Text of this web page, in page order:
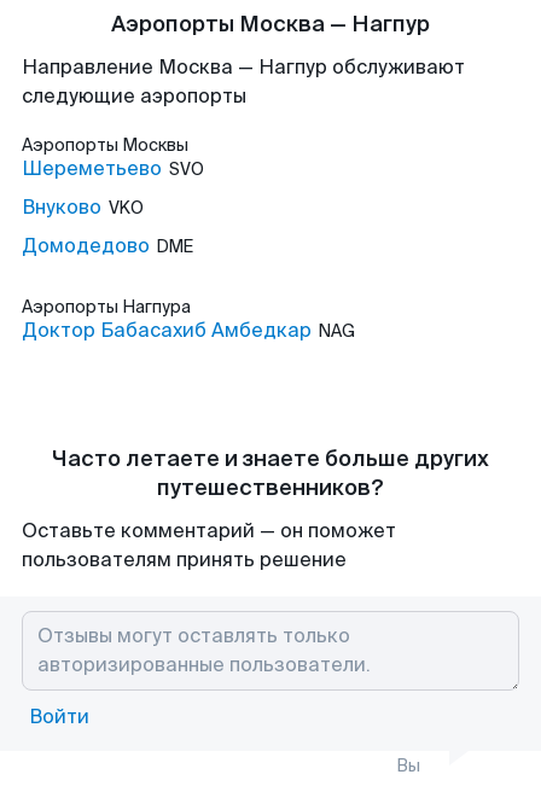
Аэропорты Москва — Нагпур
Направление Москва — Нагпур обслуживают
следующие аэропорты
Аэропорты Москвы
Шереметьево SVO
Внуково VKO
Домодедово DME
Аэропорты Нагпура
Доктор Бабасахиб Амбедкар NAG
Часто летаете и знаете больше других
путешественников?
Оставьте комментарий — он поможет
пользователям принять решение
Войти
Вы